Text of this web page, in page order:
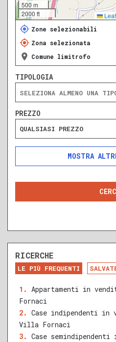
500 m
2000 ft
Zone selezionabili
Zona selezionata
Comune limitrofo
TIPOLOGIA
PREZZO
QUALSIASI PREZZO
DA RISTRUTTURARE
RECENTE
QUALSIASI SUPERFICIE
RICERCHE
LE PIÙ FREQUENTI
Appartamenti in
Fornaci
Case indipendenti in
Villa Fornaci
Case